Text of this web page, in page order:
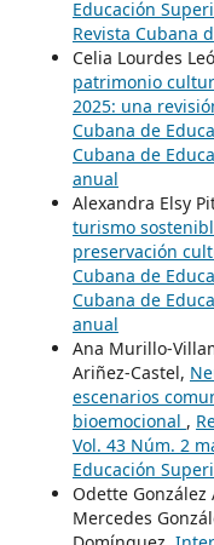
Educación
Revista Cubana
Celia Lourdes
patrimonio
2025: una
Cubana de
Cubana de
anual
Alexandra Elsy
turismo
preservación
Cubana de
Cubana de
anual
Ana Murillo-
Ariñez-Castel,
escenarios
bioemocional ,
Vol. 43 Núm. 2
Educación
Odette
Mercedes